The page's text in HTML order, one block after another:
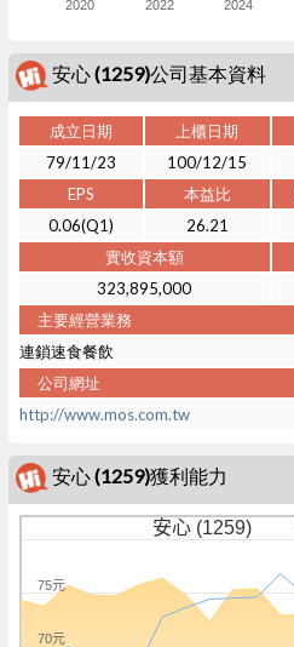
2020 2022 2024
安心 (1259)公司基本資料
成立日期 上櫃日期
79/11/23
100/12/15
EPS
本益比
0.06(Q1)
26.21
實收資本額
323,895,000
主要經營業務
連鎖速食餐飲
公司網址
http://www.mos.com.tw
安心 (1259)獲利能力
安心 (1259)
70元
75元